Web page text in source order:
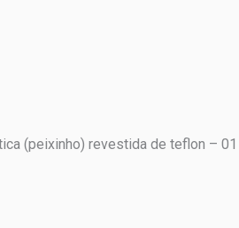
(peixinho) revestida de teflon –